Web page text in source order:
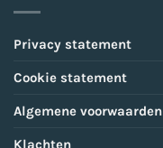
Privacy statement
Cookie statement
Algemene voorwaarden
Klachten